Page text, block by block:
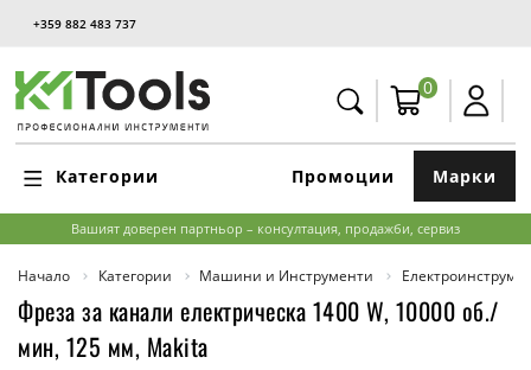
+359 882 483 737
0
Категории Марки
Промоции
Вашият доверен партньор – консултация, продажби, сервиз
Начало Категории Машини и Инструменти
Фреза за канали електрическа 1400 W, 10000 об./
мин, 125 мм, Makita